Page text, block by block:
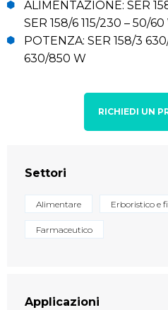
ALIMENTAZIONE: SER
SER 158/6 115/230 – 50/
POTENZA: SER 158/3
630/850 W
RICHIEDI UN
Settori
Alimentare Erboristico e
Farmaceutico
Applicazioni